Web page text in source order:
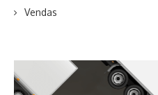
Vendas